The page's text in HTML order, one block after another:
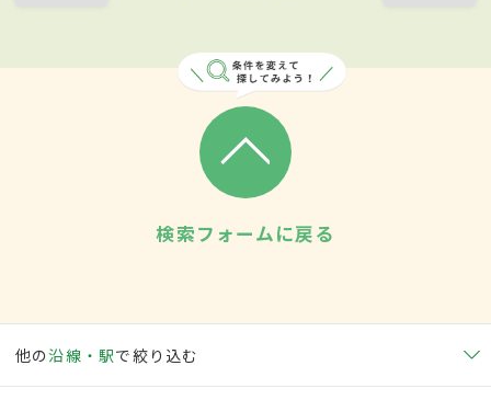
検索フォームに戻る
他の沿線・駅で絞り込む